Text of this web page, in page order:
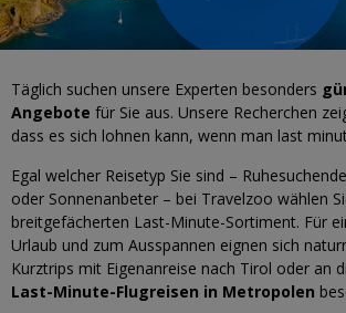
Täglich suchen unsere Experten besonders
Angebote für Sie aus. Unsere Recherchen
dass es sich lohnen kann, wenn man last
Egal welcher Reisetyp Sie sind –
oder Sonnenanbeter – bei Travelzoo wählen
breitgefächerten Last-Minute-Sortiment. Für
Urlaub und zum Ausspannen eignen sich
Kurztrips mit Eigenanreise nach Tirol oder an
Last-Minute-Flugreisen in Metropolen